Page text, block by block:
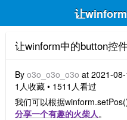
让winform
让winform中的button控
By o3o_o3o_o3o at 2021-
1人收藏 • 1511人看过
我们可以根据
分享一个有趣的火柴人。